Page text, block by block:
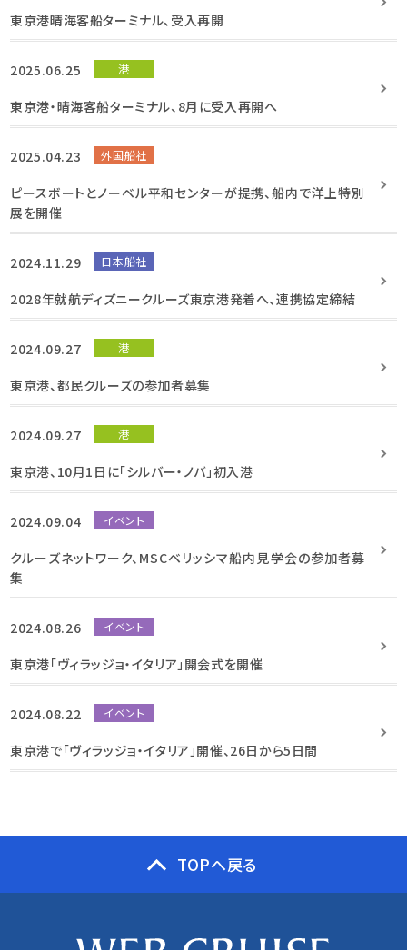
東京港晴海客船ターミナル、受入再開
2025.06.25 港
東京港・晴海客船ターミナル、8月に受入再開へ
2025.04.23 外国船社
ピースボートとノーベル平和センターが提携、船内で洋上特別
展を開催
2024.11.29 日本船社
2028年就航ディズニークルーズ東京港発着へ、連携協定締結
2024.09.27 港
東京港、都民クルーズの参加者募集
2024.09.27 港
東京港、10月1日に「シルバー・ノバ」初入港
2024.09.04 イベント
クルーズネットワーク、MSCベリッシマ船内見学会の参加者募
集
2024.08.26 イベント
東京港「ヴィラッジョ・イタリア」開会式を開催
2024.08.22 イベント
東京港で「ヴィラッジョ・イタリア」開催、26日から5日間
TOPへ戻る